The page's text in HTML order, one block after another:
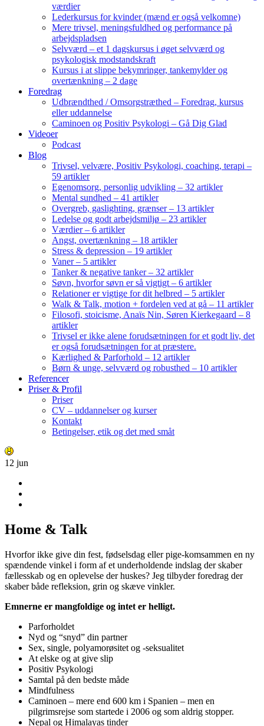
værdier
Lederkursus for kvinder (mænd er også velkomne)
Mere trivsel, meningsfuldhed og performance på
arbejdspladsen
Selvværd – et 1 dagskursus i øget selvværd og
psykologisk modstandskraft
Kursus i at slippe bekymringer, tankemylder og
overtænkning – 2 dage
Foredrag
Udbrændthed / Omsorgstræthed – Foredrag, kursus
eller uddannelse
Caminoen og Positiv Psykologi – Gå Dig Glad
Videoer
Podcast
Blog
Trivsel, velvære, Positiv Psykologi, coaching, terapi –
59 artikler
Egenomsorg, personlig udvikling – 32 artikler
Mental sundhed – 41 artikler
Overgreb, gaslighting, grænser – 13 artikler
Ledelse og godt arbejdsmiljø – 23 artikler
Værdier – 6 artikler
Angst, overtænkning – 18 artikler
Stress & depression – 19 artikler
Vaner – 5 artikler
Tanker & negative tanker – 32 artikler
Søvn, hvorfor søvn er så vigtigt – 6 artikler
Relationer er vigtige for dit helbred – 5 artikler
Walk & Talk, motion + fordelen ved at gå – 11 artikler
Filosofi, stoicisme, Anaïs Nin, Søren Kierkegaard – 8
artikler
Trivsel er ikke alene forudsætningen for et godt liv, det
er også forudsætningen for at præstere.
Kærlighed & Parforhold – 12 artikler
Børn & unge, selvværd og robusthed – 10 artikler
Referencer
Priser & Profil
Priser
CV – uddannelser og kurser
Kontakt
Betingelser, etik og det med småt
12 jun
Home & Talk
Hvorfor ikke give din fest, fødselsdag eller pige-komsammen en ny
spændende vinkel i form af et underholdende indslag der skaber
fællesskab og en oplevelse der huskes? Jeg tilbyder foredrag der
skaber både refleksion, grin og skæve vinkler.
Emnerne er mangfoldige og intet er helligt.
Parforholdet
Nyd og “snyd” din partner
Sex, single, polyamorøsitet og -seksualitet
At elske og at give slip
Positiv Psykologi
Samtal på den bedste måde
Mindfulness
Caminoen – mere end 600 km i Spanien – men en
pilgrimsrejse som startede i 2006 og som aldrig stopper.
Nepal og Himalayas tinder